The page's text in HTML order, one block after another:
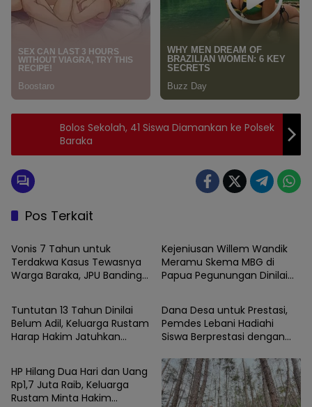
Bolos Sekolah, 41 Siswa Diamankan ke Polsek
Baraka
Pos Terkait
Enrekang
Vonis 7 Tahun untuk
Terdakwa Kasus Tewasnya
Warga Baraka, JPU Banding
Kejeniusan Willem Wandik
Meramu Skema MBG di
Papua Pegunungan Dinilai
Enrekang
Tuntutan 13 Tahun Dinilai
Belum Adil, Keluarga Rustam
Harap Hakim Jatuhkan
Enrekang
Dana Desa untuk Prestasi,
Pemdes Lebani Hadiahi
Siswa Berprestasi dengan
Sekolah
Enrekang
HP Hilang Dua Hari dan Uang
Rp1,7 Juta Raib, Keluarga
Rustam Minta Hakim